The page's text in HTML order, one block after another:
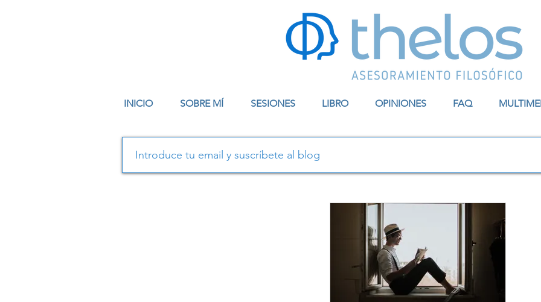
INICIO SOBRE MÍ SESIONES LIBRO OPINIONES FAQ